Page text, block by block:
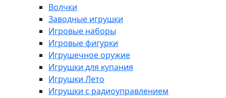
Волчки
Заводные игрушки
Игровые наборы
Игровые фигурки
Игрушечное оружие
Игрушки для купания
Игрушки Лето
Игрушки с радиоуправлением